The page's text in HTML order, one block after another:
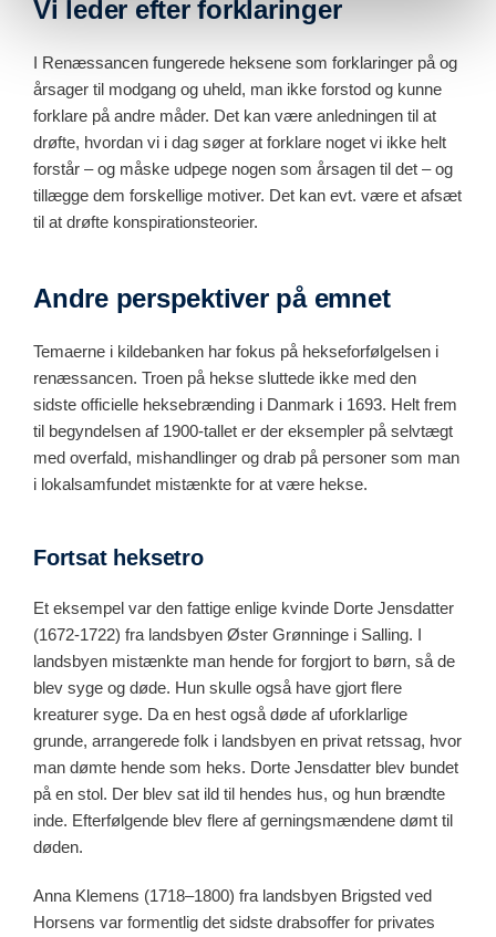
Vi leder efter forklaringer
I Renæssancen fungerede heksene som forklaringer på og
årsager til modgang og uheld, man ikke forstod og kunne
forklare på andre måder. Det kan være anledningen til at
drøfte, hvordan vi i dag søger at forklare noget vi ikke helt
forstår – og måske udpege nogen som årsagen til det – og
tillægge dem forskellige motiver. Det kan evt. være et afsæt
til at drøfte konspirationsteorier.
Andre perspektiver på emnet
Temaerne i kildebanken har fokus på hekseforfølgelsen i
renæssancen. Troen på hekse sluttede ikke med den
sidste officielle heksebrænding i Danmark i 1693. Helt frem
til begyndelsen af 1900-tallet er der eksempler på selvtægt
med overfald, mishandlinger og drab på personer som man
i lokalsamfundet mistænkte for at være hekse.
Fortsat heksetro
Et eksempel var den fattige enlige kvinde Dorte Jensdatter
(1672-1722) fra landsbyen Øster Grønninge i Salling. I
landsbyen mistænkte man hende for forgjort to børn, så de
blev syge og døde. Hun skulle også have gjort flere
kreaturer syge. Da en hest også døde af uforklarlige
grunde, arrangerede folk i landsbyen en privat retssag, hvor
man dømte hende som heks. Dorte Jensdatter blev bundet
på en stol. Der blev sat ild til hendes hus, og hun brændte
inde. Efterfølgende blev flere af gerningsmændene dømt til
døden.
Anna Klemens (1718–1800) fra landsbyen Brigsted ved
Horsens var formentlig det sidste drabsoffer for privates